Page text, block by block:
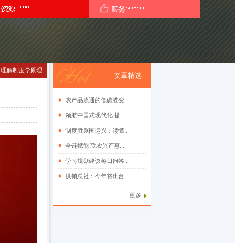
理解制度学原理
文章精选
农产品流通的低碳蝶变...
领航中国式现代化 提...
制度胜则国运兴：读懂...
全链赋能 联农兴产惠...
学习规划建议每日问答...
供销总社：今年将出台...
更多